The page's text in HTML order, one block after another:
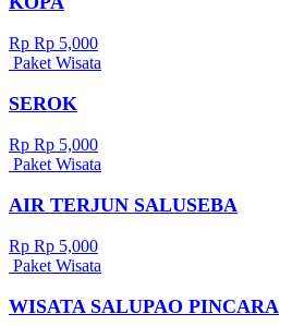
Rp Rp 5,000
Paket Wisata
SEROK
Rp Rp 5,000
Paket Wisata
AIR TERJUN SALUSEBA
Rp Rp 5,000
Paket Wisata
WISATA SALUPAO PINCARA